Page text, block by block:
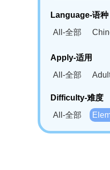
Language-语种
All-全部
Bahasa
Swahili(SW)-
Apply-适用
All-全部
Difficulty-难度
All-全部